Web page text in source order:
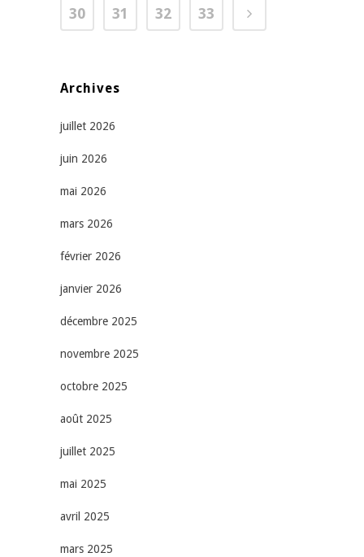
30
31 32 33
Archives
juillet 2026
juin 2026
mai 2026
mars 2026
février 2026
janvier 2026
décembre 2025
novembre 2025
octobre 2025
août 2025
juillet 2025
mai 2025
avril 2025
mars 2025